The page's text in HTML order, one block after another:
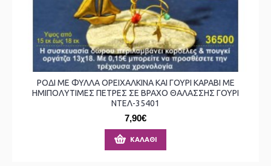
ΡΟΔΙ ΜΕ ΦΥΛΛΑ ΟΡΕΙΧΑΛΚΙΝΑ ΚΑΙ ΓΟΥΡΙ ΚΑΡΑΒΙ ΜΕ
ΗΜΙΠΟΛΥΤΙΜΕΣ ΠΕΤΡΕΣ ΣΕ ΒΡΑΧΟ ΘΑΛΑΣΣΗΣ ΓΟΥΡΙ
ΝΤΕΛ-35401
7,90€
ΚΑΛΆΘΙ